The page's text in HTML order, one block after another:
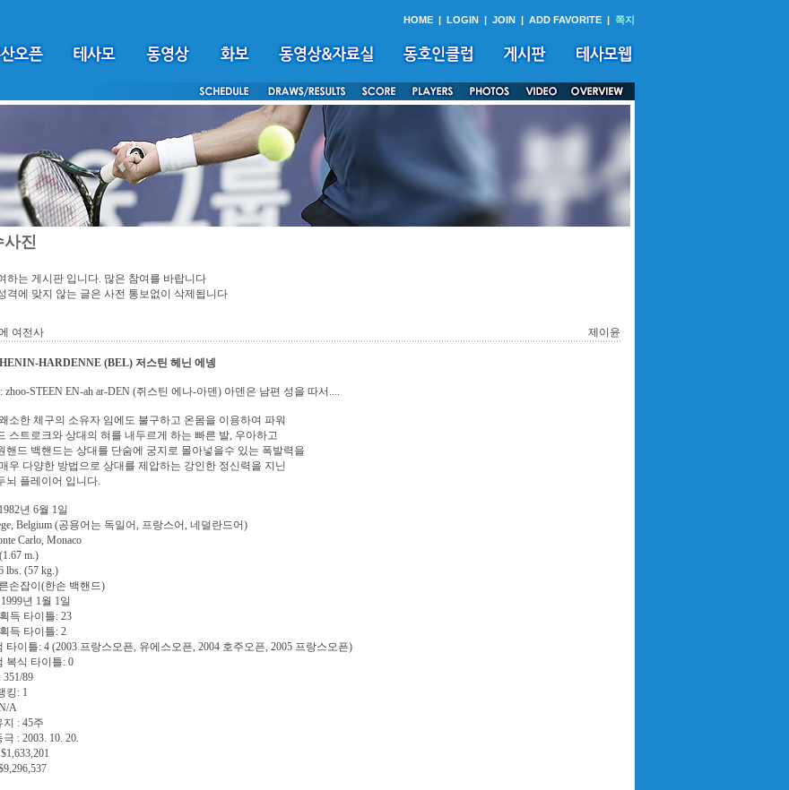
HOME | LOGIN | JOIN | ADD FAVORITE | 쪽지
사진
하는 게시판 입니다. 많은 참여를 바랍니다
격에 맞지 않는 글은 사전 통보없이 삭제됩니다
여전사 제이윤
HARDENNE (BEL) 저스틴 헤닌 에넹
zhoo-STEEN EN-ah ar-DEN (쥐스틴 에나-아덴) 아덴은 남편 성을 따서....
소한 체구의 소유자 임에도 불구하고 온몸을 이용하여 파워
스트로크와 상대의 혀를 내두르게 하는 빠른 발, 우아하고
핸드 백핸드는 상대를 단숨에 궁지로 몰아넣을수 있는 폭발력을
우 다양한 방법으로 상대를 제압하는 강인한 정신력을 지닌
뇌 플레이어 입니다.
년 6월 1일
Belgium (공용어는 독일어, 프랑스어, 네덜란드어)
Carlo, Monaco
m.)
lbs. (57 kg.)
손잡이(한손 백핸드)
년 1월 1일
득 타이틀: 23
득 타이틀: 2
타이틀: 4 (2003 프랑스오픈, 유에스오픈, 2004 호주오픈, 2005 프랑스오픈)
복식 타이틀: 0
89
킹: 1
A
지 : 45주
: 2003. 10. 20.